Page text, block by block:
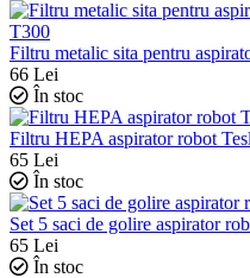
Filtru metalic sita pentru
66 Lei
În stoc
Filtru HEPA aspirator robot
65 Lei
În stoc
Set 5 saci de golire aspirator
65 Lei
În stoc